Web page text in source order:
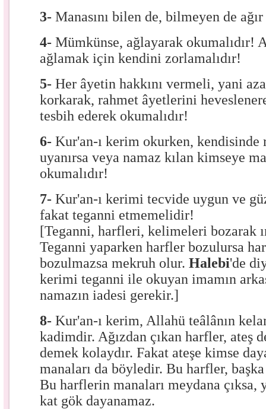
3-Manasını bilen de, bilmeyen de
4-Mümkünse, ağlayarak okumalıdır!
ağlamak için kendini zorlamalıdır!
5-Her âyetin hakkını vermeli, yani
korkarak, rahmet âyetlerini
tesbih ederek okumalıdır!
6-Kur'an-ı kerim okurken, kendisinde
uyanırsa veya namaz kılan kimseye
okumalıdır!
7-Kur'an-ı kerimi tecvide uygun ve
fakat teganni etmemelidir!
[Teganni, harfleri, kelimeleri bozarak
Teganni yaparken harfler bozulursa
bozulmazsa mekruh olur.Halebi'de
kerimi teganni ile okuyan imamın
namazın iadesi gerekir.]
8-Kur'an-ı kerim, Allahü teâlânın
kadimdir. Ağızdan çıkan harfler, ateş
demek kolaydır. Fakat ateşe kimse
manaları da böyledir. Bu harfler,
Bu harflerin manaları meydana
kat gök dayanamaz.